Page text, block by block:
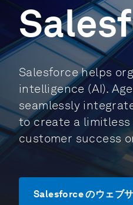
Salesforce helps
intelligence (AI).
seamlessly
to create a
customer success
Salesforce のウェブ